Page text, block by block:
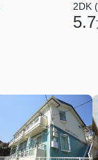
2DK
5.7